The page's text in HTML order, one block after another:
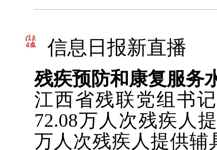
信息日报新直播
残疾预防和康复服务
江西省残联党组书
72.08万人次残疾人
万人次残疾人提供辅